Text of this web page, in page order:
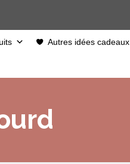
Autres idées cadeaux